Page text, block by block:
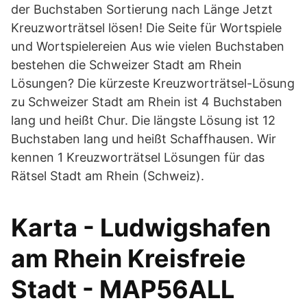
der Buchstaben Sortierung nach Länge Jetzt
Kreuzworträtsel lösen! Die Seite für Wortspiele
und Wortspielereien Aus wie vielen Buchstaben
bestehen die Schweizer Stadt am Rhein
Lösungen? Die kürzeste Kreuzworträtsel-Lösung
zu Schweizer Stadt am Rhein ist 4 Buchstaben
lang und heißt Chur. Die längste Lösung ist 12
Buchstaben lang und heißt Schaffhausen. Wir
kennen 1 Kreuzworträtsel Lösungen für das
Rätsel Stadt am Rhein (Schweiz).
Karta - Ludwigshafen
am Rhein Kreisfreie
Stadt - MAP56ALL